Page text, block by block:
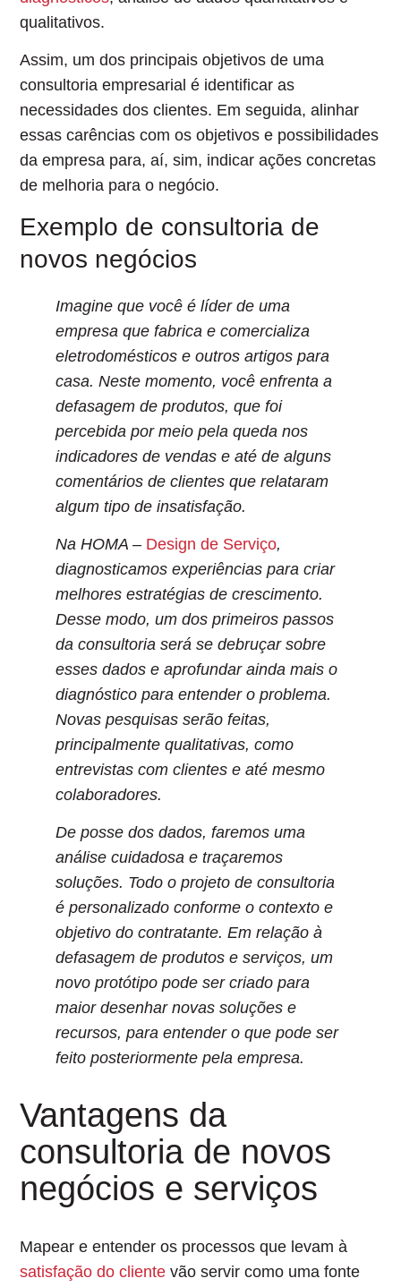
qualitativos.
Assim, um dos principais objetivos de uma
consultoria empresarial é identificar as
necessidades dos clientes. Em seguida, alinhar
essas carências com os objetivos e possibilidades
da empresa para, aí, sim, indicar ações concretas
de melhoria para o negócio.
Exemplo de consultoria de
novos negócios
Imagine que você é líder de uma
empresa que fabrica e comercializa
eletrodomésticos e outros artigos para
casa. Neste momento, você enfrenta a
defasagem de produtos, que foi
percebida por meio pela queda nos
indicadores de vendas e até de alguns
comentários de clientes que relataram
algum tipo de insatisfação.
Na HOMA – Design de Serviço,
diagnosticamos experiências para criar
melhores estratégias de crescimento.
Desse modo, um dos primeiros passos
da consultoria será se debruçar sobre
esses dados e aprofundar ainda mais o
diagnóstico para entender o problema.
Novas pesquisas serão feitas,
principalmente qualitativas, como
entrevistas com clientes e até mesmo
colaboradores.
De posse dos dados, faremos uma
análise cuidadosa e traçaremos
soluções. Todo o projeto de consultoria
é personalizado conforme o contexto e
objetivo do contratante. Em relação à
defasagem de produtos e serviços, um
novo protótipo pode ser criado para
maior desenhar novas soluções e
recursos, para entender o que pode ser
feito posteriormente pela empresa.
Vantagens da
consultoria de novos
negócios e serviços
Mapear e entender os processos que levam à
satisfação do cliente vão servir como umafonte